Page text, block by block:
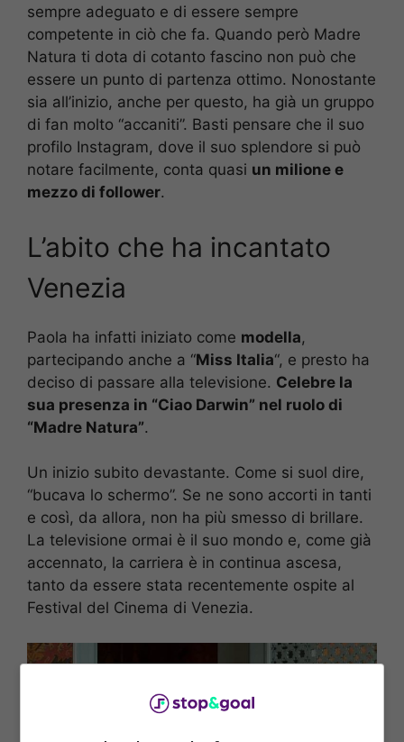
sempre adeguato e di essere sempre
competente in ciò che fa. Quando però Madre
Natura ti dota di cotanto fascino non può che
essere un punto di partenza ottimo. Nonostante
sia all’inizio, anche per questo, ha già un gruppo
di fan molto “accaniti”. Basti pensare che il suo
profilo Instagram, dove il suo splendore si può
notare facilmente, conta quasi un milione e
mezzo di follower.
L’abito che ha incantato
Venezia
Paola ha infatti iniziato come modella,
partecipando anche a “Miss Italia“, e presto ha
deciso di passare alla televisione. Celebre la
sua presenza in “Ciao Darwin” nel ruolo di
“Madre Natura”.
Un inizio subito devastante. Come si suol dire,
“bucava lo schermo”. Se ne sono accorti in tanti
e così, da allora, non ha più smesso di brillare.
La televisione ormai è il suo mondo e, come già
accennato, la carriera è in continua ascesa,
tanto da essere stata recentemente ospite al
Festival del Cinema di Venezia.